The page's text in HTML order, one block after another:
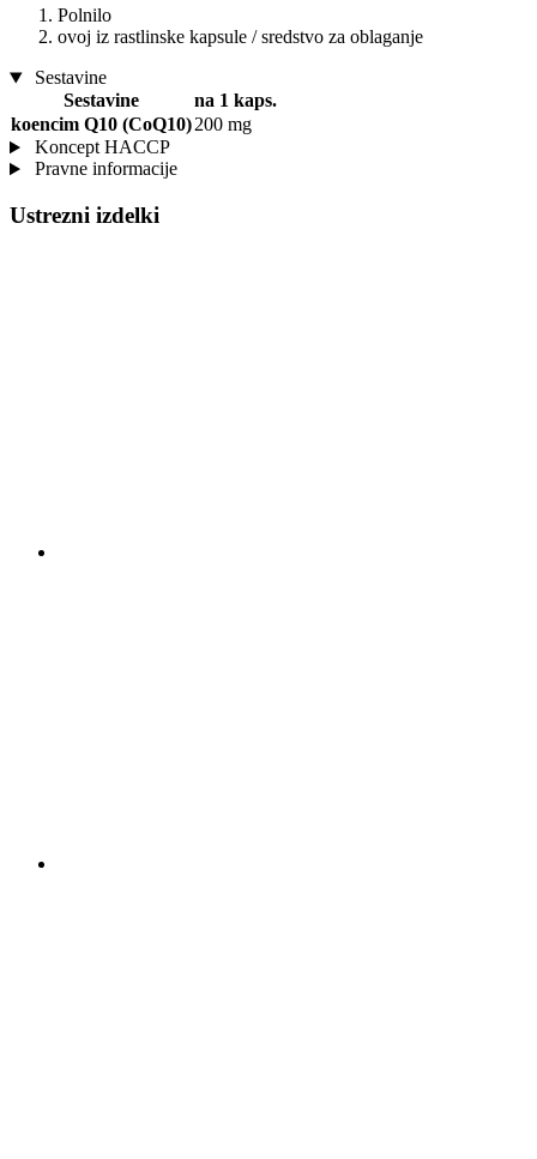
Polnilo
ovoj iz rastlinske kapsule / sredstvo za oblaganje
Sestavine
Sestavine
na 1 kaps.
koencim Q10 (CoQ10)200 mg
Koncept HACCP
Pravne informacije
Ustrezni izdelki